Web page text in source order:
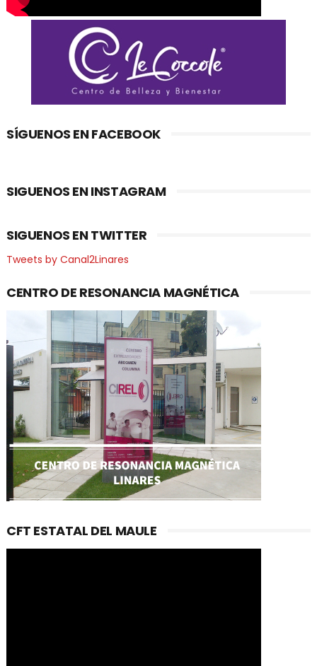
SÍGUENOS EN FACEBOOK
SIGUENOS EN INSTAGRAM
SIGUENOS EN TWITTER
Tweets by Canal2Linares
CENTRO DE RESONANCIA MAGNÉTICA
CFT ESTATAL DEL MAULE